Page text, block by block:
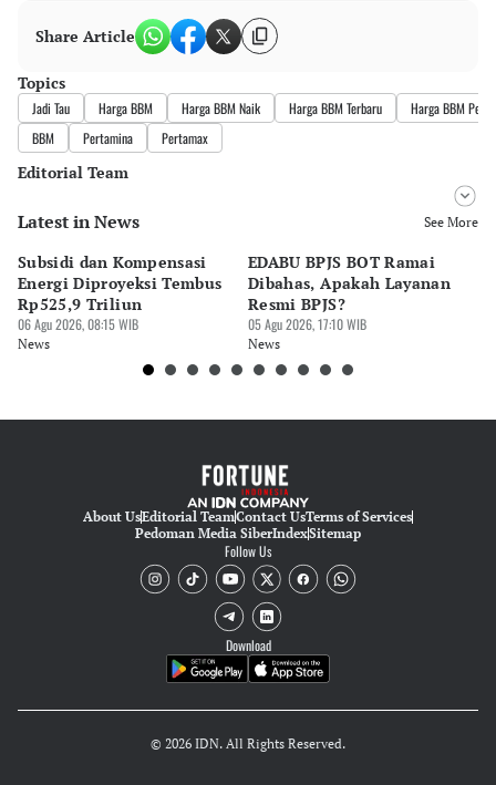
Share Article
Topics
Jadi Tau Harga BBM Harga BBM Naik Harga BBM Terbaru
Harga BBM
BBM
Pertamina Pertamax
Editorial Team
Editor
Editor
Tubagus Imam Satrio
Latest in News See More
Subsidi dan Kompensasi
Energi Diproyeksi Tembus
Rp525,9 Triliun
06 Agu 2026, 08:15 WIB
News
EDABU BPJS BOT Ramai
Dibahas, Apakah Layanan
Resmi BPJS?
05 Agu 2026, 17:10 WIB
News
About UsEditorial TeamContact UsTerms of Services
Pedoman Media SiberIndexSitemap
Follow Us
Download
© 2026 IDN. All Rights Reserved.